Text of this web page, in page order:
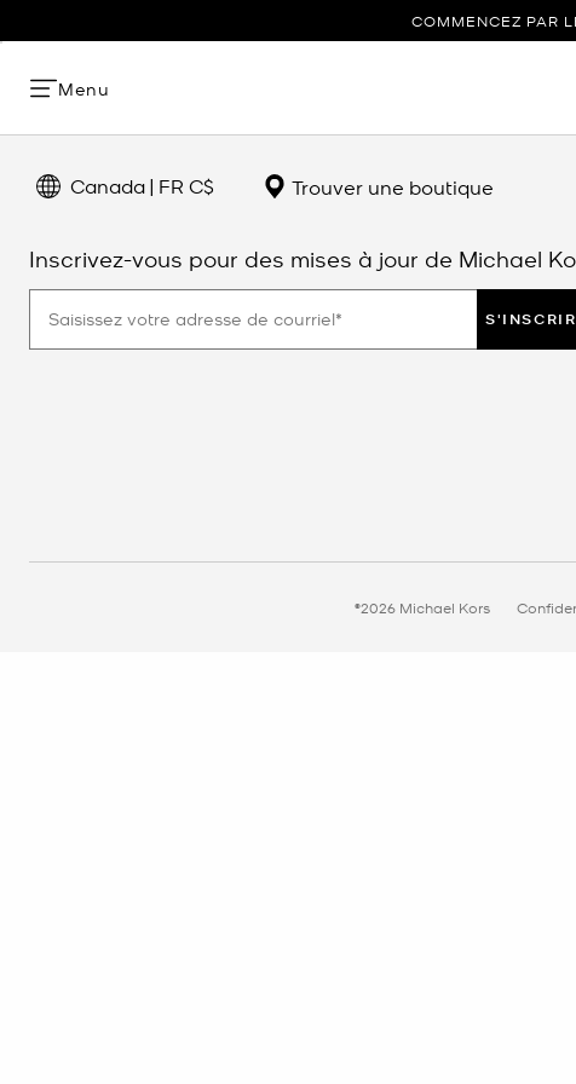
COMMENCEZ PAR
Menu
Canada | FR C$ Trouver une boutique
Inscrivez-vous pour des mises à jour de Michael
©2026 Michael Kors